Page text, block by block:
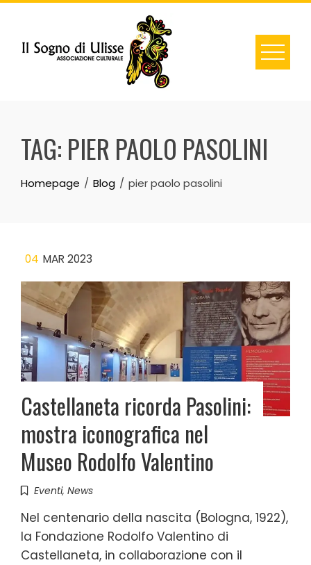
Skip
content
TAG: PIER PAOLO PASOLINI
Homepage Blog pier paolo pasolini
04 MAR 2023
Castellaneta ricorda Pasolini:
mostra iconografica nel
Museo Rodolfo Valentino
Eventi, News
Nel centenario della nascita (Bologna, 1922),
la Fondazione Rodolfo Valentino di
Castellaneta, in collaborazione con il